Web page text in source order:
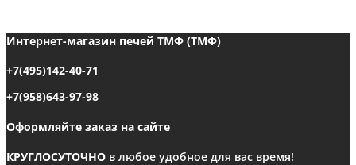
Интернет-магазин печей ТМФ (ТМФ)
+7(495)142-40-71
+7(958)643-97-98
Оформляйте заказ на сайте
КРУГЛОСУТОЧНО в любое удобное для вас время!